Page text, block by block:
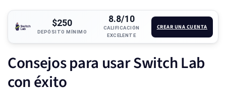
$250
DEPÓSITO MÍNIMO
8.8/10
CALIFICACIÓN
EXCELENTE
CREAR UNA CUENTA
Consejos para usar Switch Lab
con éxito